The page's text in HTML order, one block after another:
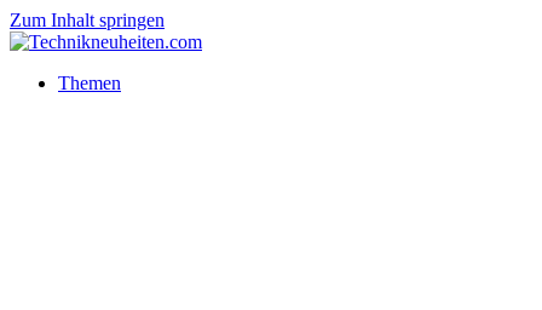
Zum Inhalt springen
Themen